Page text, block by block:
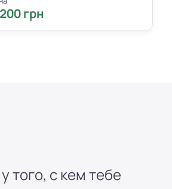
200 грн
того, с кем тебе